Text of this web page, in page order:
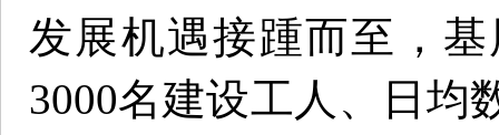
发展机遇接踵而至，
3000名建设工人、日均